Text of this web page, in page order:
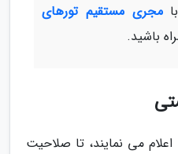
مجری مستقیم تورهای
باشید.
می نمایند، تا صلاحیت